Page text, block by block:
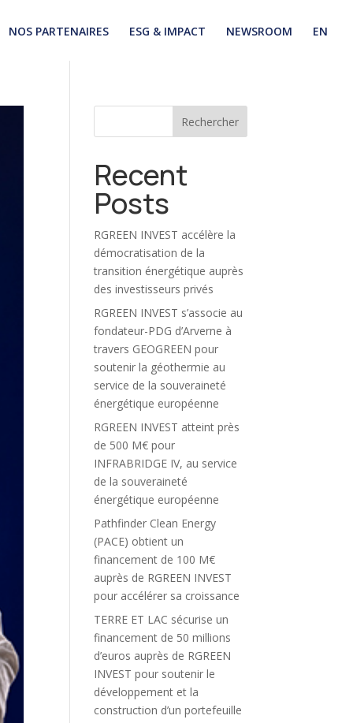
NOS PARTENAIRES ESG & IMPACT NEWSROOM EN
Rechercher
Recent
Posts
RGREEN INVEST accélère la
démocratisation de la
transition énergétique auprès
des investisseurs privés
RGREEN INVEST s’associe au
fondateur-PDG d’Arverne à
travers GEOGREEN pour
soutenir la géothermie au
service de la souveraineté
énergétique européenne
RGREEN INVEST atteint près
de 500 M€ pour
INFRABRIDGE IV, au service
de la souveraineté
énergétique européenne
Pathfinder Clean Energy
(PACE) obtient un
financement de 100 M€
auprès de RGREEN INVEST
pour accélérer sa croissance
TERRE ET LAC sécurise un
financement de 50 millions
d’euros auprès de RGREEN
INVEST pour soutenir le
développement et la
construction d’un portefeuille